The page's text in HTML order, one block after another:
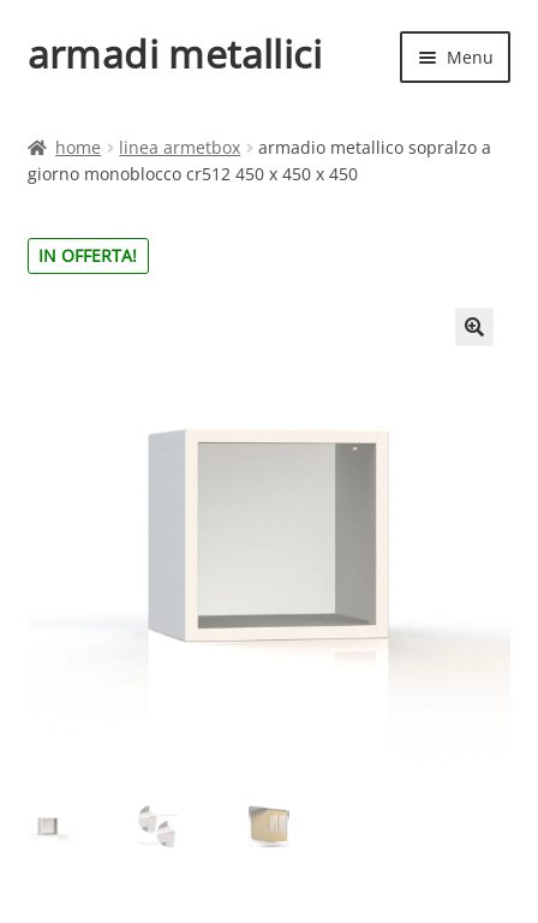
Vai
alla
Vai
al
armadi metallici Menu
il
Shop
home linea armetbox
armadio metallico sopralzo a
giorno monoblocco cr512 450 x 450 x 450
IN OFFERTA!